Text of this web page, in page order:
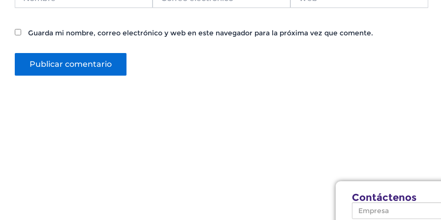
electrónico*
Guarda mi nombre, correo electrónico y web en este navegador para la próxima vez que comente.
Contáctenos
Empresa